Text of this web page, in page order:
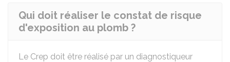
Qui doit réaliser le constat de risque
d'exposition au plomb ?
Le Crep doit être réalisé par un diagnostiqueur